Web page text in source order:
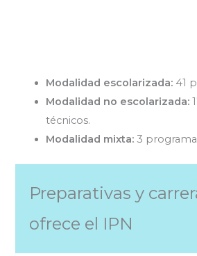
Modalidad escolarizada: 41
Modalidad no escolarizada:
técnicos.
Modalidad mixta: 3
Preparativas y
ofrece el IPN